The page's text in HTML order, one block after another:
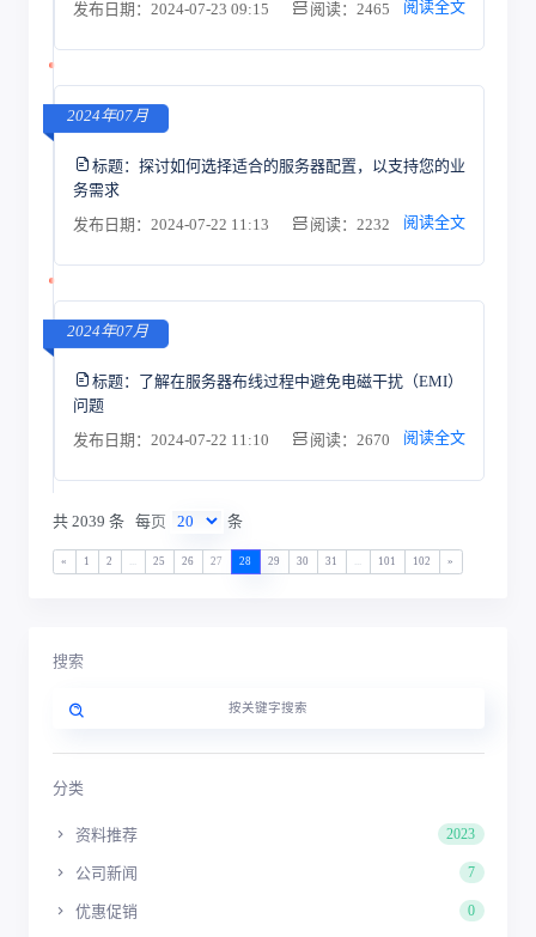
发布日期：2024-07-23 09:15
阅读：2465 阅读全文
2024年07月
标题： 探讨如何选择适合的服务器配置，以支持您的业
务需求
发布日期：2024-07-22 11:13
阅读：2232 阅读全文
2024年07月
标题： 了解在服务器布线过程中避免电磁干扰（EMI）
问题
发布日期：2024-07-22 11:10
阅读：2670 阅读全文
共 2039 条 每页 条
« 1 2 25 26 27 28 29 30 31 101 102 »
搜索
分类
资料推荐 2023
公司新闻 7
优惠促销 0